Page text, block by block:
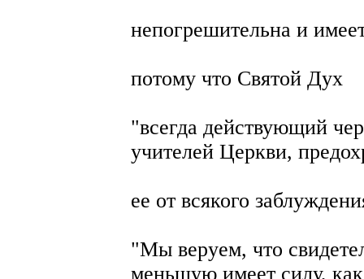
непогрешительна и
потому что Святой Дух
"всегда действующий
учителей Церкви,
ее от всякого
"Мы веруем, что
меньшую имеет силу,